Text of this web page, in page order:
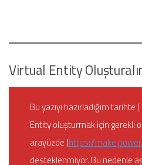
Virtual Entity
Bu yazıyı hazırladığım tarihte (
Entity oluşturmak için gerekli
arayüzde (https://
desteklenmiyor. Bu nedenle